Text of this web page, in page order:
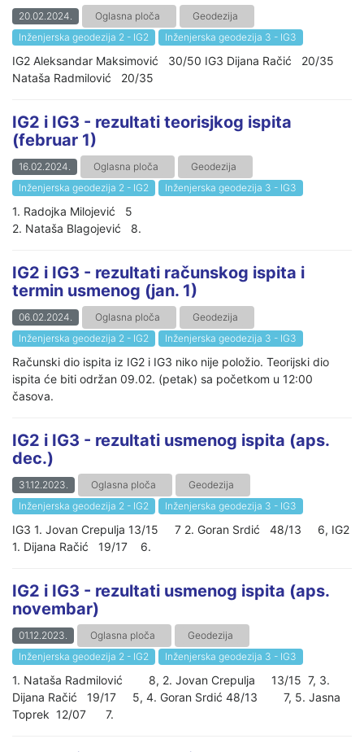
20.02.2024. Oglasna ploča
Geodezija
Inženjerska geodezija 2 - IG2
Inženjerska geodezija 3 - IG3
IG2 Aleksandar Maksimović 30/50 IG3 Dijana Račić 20/35
Nataša Radmilović 20/35
IG2 i IG3 - rezultati teorisjkog ispita
(februar 1)
16.02.2024. Oglasna ploča
Geodezija
Inženjerska geodezija 2 - IG2
Inženjerska geodezija 3 - IG3
1. Radojka Milojević 5
2. Nataša Blagojević 8.
IG2 i IG3 - rezultati računskog ispita i
termin usmenog (jan. 1)
06.02.2024. Oglasna ploča
Geodezija
Inženjerska geodezija 2 - IG2
Inženjerska geodezija 3 - IG3
Računski dio ispita iz IG2 i IG3 niko nije položio. Teorijski dio
ispita će biti održan 09.02. (petak) sa početkom u 12:00
časova.
IG2 i IG3 - rezultati usmenog ispita (aps.
dec.)
31.12.2023. Oglasna ploča
Geodezija
Inženjerska geodezija 2 - IG2
Inženjerska geodezija 3 - IG3
IG3 1. Jovan Crepulja 13/15 7 2. Goran Srdić 48/13 6, IG2
1. Dijana Račić 19/17 6.
IG2 i IG3 - rezultati usmenog ispita (aps.
novembar)
01.12.2023. Oglasna ploča
Geodezija
Inženjerska geodezija 2 - IG2
Inženjerska geodezija 3 - IG3
1. Nataša Radmilović 8, 2. Jovan Crepulja 13/15 7, 3.
Dijana Račić 19/17 5, 4. Goran Srdić 48/13 7, 5. Jasna
Toprek 12/07 7.